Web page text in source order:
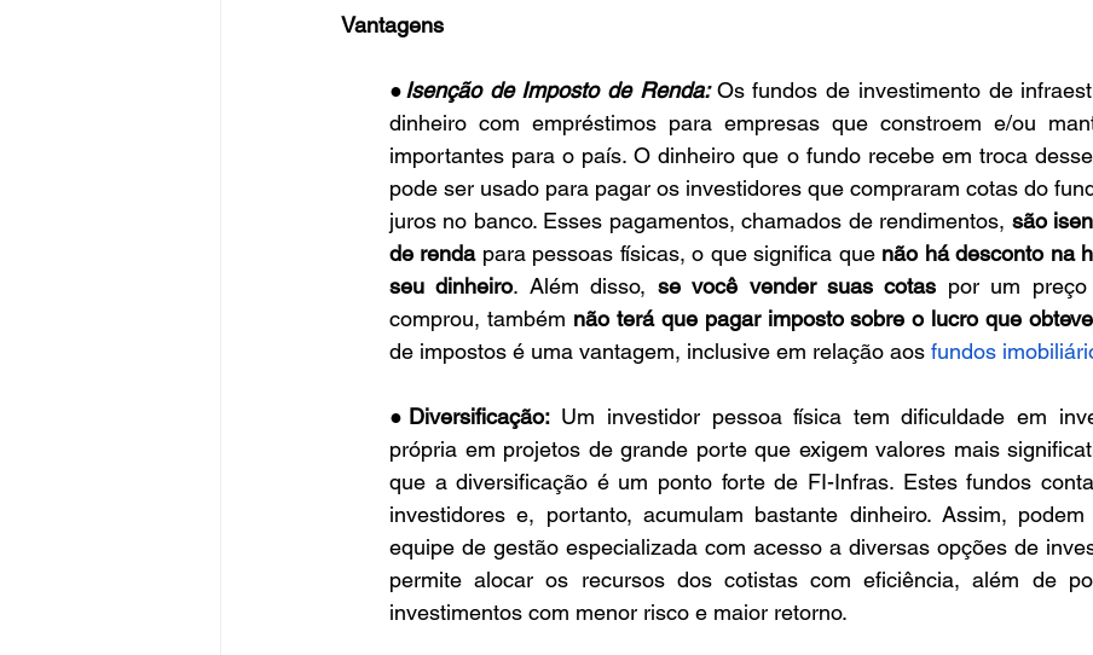
Vantagens
●Isenção de Imposto de Renda: Os fundos de investimento de
dinheiro com empréstimos para empresas que constroem e/ou
importantes para o país. O dinheiro que o fundo recebe em troca
pode ser usado para pagar os investidores que compraram cotas do
juros no banco. Esses pagamentos, chamados de rendimentos, são
de renda para pessoas físicas, o que significa que não há desconto na
seu dinheiro. Além disso, se você vender suas cotas por um
comprou, também não terá que pagar imposto sobre o lucro que obteve
de impostos é uma vantagem, inclusive em relação aos fundos
● Diversificação: Um investidor pessoa física tem dificuldade em
própria em projetos de grande porte que exigem valores mais
que a diversificação é um ponto forte de FI-Infras. Estes fundos
investidores e, portanto, acumulam bastante dinheiro. Assim,
equipe de gestão especializada com acesso a diversas opções de
permite alocar os recursos dos cotistas com eficiência, além de
investimentos com menor risco e maior retorno.